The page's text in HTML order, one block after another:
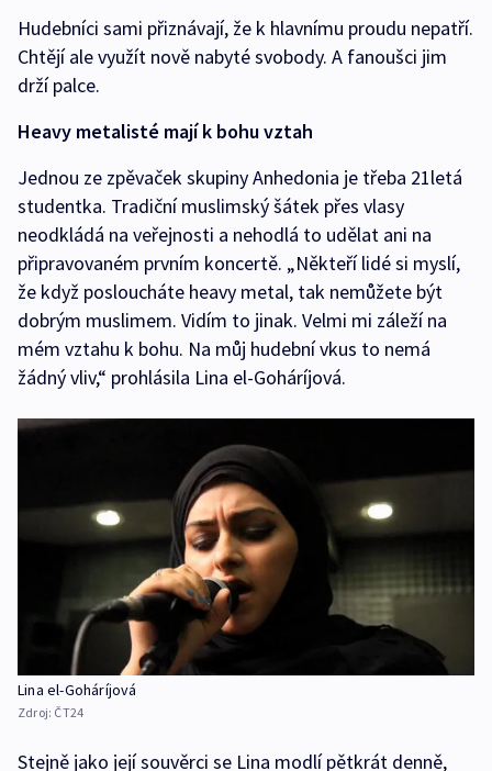
Hudebníci sami přiznávají, že k hlavnímu proudu nepatří.
Chtějí ale využít nově nabyté svobody. A fanoušci jim
drží palce.
Heavy metalisté mají k bohu vztah
Jednou ze zpěvaček skupiny Anhedonia je třeba 21letá
studentka. Tradiční muslimský šátek přes vlasy
neodkládá na veřejnosti a nehodlá to udělat ani na
připravovaném prvním koncertě. „Někteří lidé si myslí,
že když posloucháte heavy metal, tak nemůžete být
dobrým muslimem. Vidím to jinak. Velmi mi záleží na
mém vztahu k bohu. Na můj hudební vkus to nemá
žádný vliv,“ prohlásila Lina el-Goháríjová.
Lina el-Goháríjová
Zdroj: ČT24
Stejně jako její souvěrci se Lina modlí pětkrát denně,